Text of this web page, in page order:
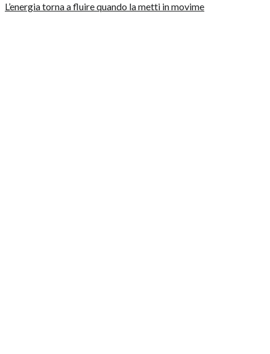
L’energia torna a fluire quando la metti in movime